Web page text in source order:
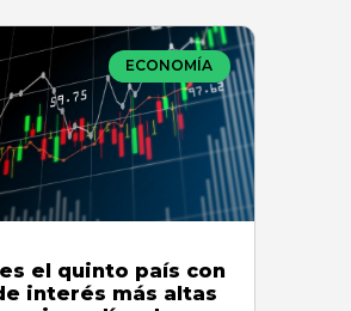
ECONOMÍA
el quinto país con
interés más altas